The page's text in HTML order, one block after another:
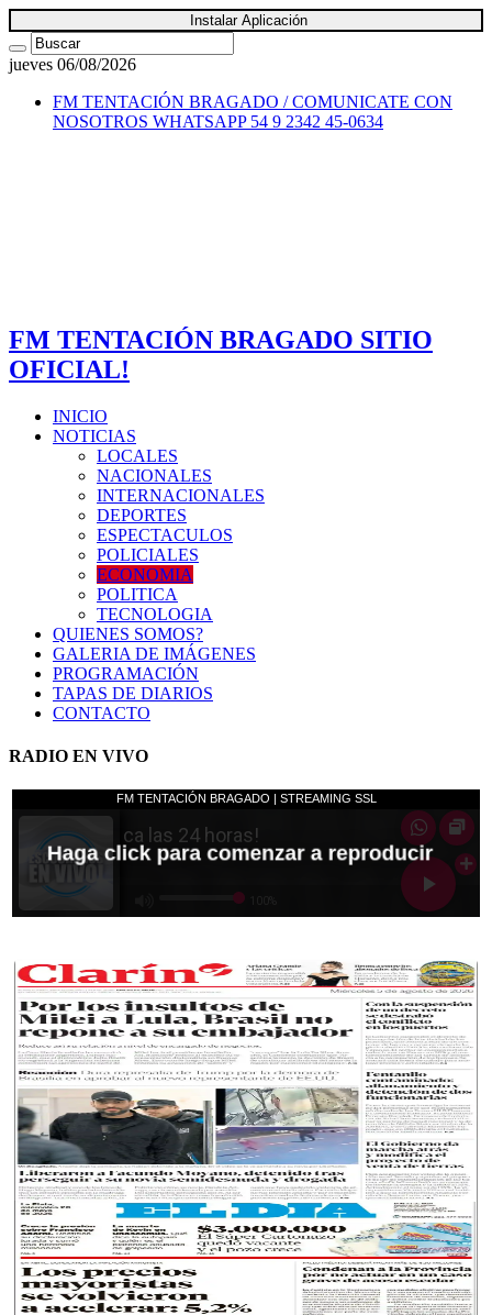
Instalar Aplicación
jueves 06/08/2026
FM TENTACIÓN BRAGADO / COMUNICATE CON
NOSOTROS WHATSAPP 54 9 2342 45-0634
FM TENTACIÓN BRAGADO SITIO
OFICIAL!
INICIO
NOTICIAS
LOCALES
NACIONALES
INTERNACIONALES
DEPORTES
ESPECTACULOS
POLICIALES
ECONOMIA
POLITICA
TECNOLOGIA
QUIENES SOMOS?
GALERIA DE IMÁGENES
PROGRAMACIÓN
TAPAS DE DIARIOS
CONTACTO
RADIO EN VIVO